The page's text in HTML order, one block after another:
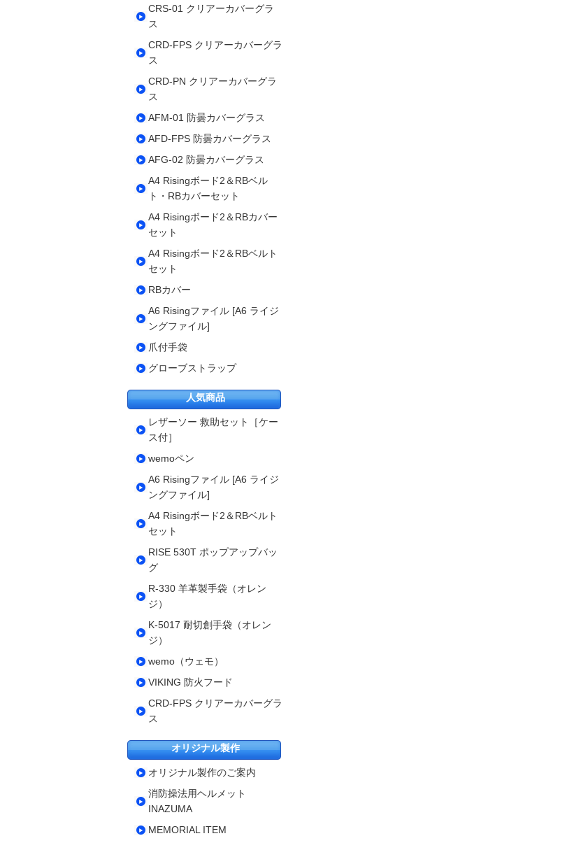
CRS-01 クリアーカバーグラ
ス
CRD-FPS クリアーカバーグラ
ス
CRD-PN クリアーカバーグラ
ス
AFM-01 防曇カバーグラス
AFD-FPS 防曇カバーグラス
AFG-02 防曇カバーグラス
A4 Risingボード2＆RBベル
ト・RBカバーセット
A4 Risingボード2＆RBカバー
セット
A4 Risingボード2＆RBベルト
セット
RBカバー
A6 Risingファイル [A6 ライジ
ングファイル]
爪付手袋
グローブストラップ
人気商品
レザーソー 救助セット［ケー
ス付］
wemoペン
A6 Risingファイル [A6 ライジ
ングファイル]
A4 Risingボード2＆RBベルト
セット
RISE 530T ポップアップバッ
グ
R-330 羊革製手袋（オレン
ジ）
K-5017 耐切創手袋（オレン
ジ）
wemo（ウェモ）
VIKING 防火フード
CRD-FPS クリアーカバーグラ
ス
オリジナル製作
オリジナル製作のご案内
消防操法用ヘルメット
INAZUMA
MEMORIAL ITEM